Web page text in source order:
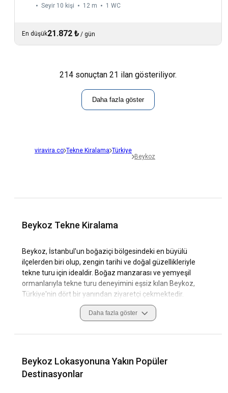
Seyir 10 kişi 12 m 1 WC
En düşük21.872 ₺ / gün
214 sonuçtan 21 ilan gösteriliyor.
Daha fazla göster
viravira.co Tekne Kiralama Türkiye
Beykoz
Beykoz Tekne Kiralama
Beykoz, İstanbul'un boğaziçi bölgesindeki en büyülü
ilçelerden biri olup, zengin tarihi ve doğal güzellikleriyle
tekne turu için idealdir. Boğaz manzarası ve yemyeşil
ormanlarıyla tekne turu deneyimini eşsiz kılan Beykoz,
Türkiye'nin dört bir yanından ziyaretçi çekmektedir.
Beykoz'da tekne turunda geniş hava koridorları, açık deniz
manzaraları ve doğa ile iç içe bir deneyim yaşayacaksınız.
Tarihi çarşısı, Osmanlı'dan kalma yapıları ve denizle iç içe
destinasyon. Bu içerikte, Beykoz'da nerede tekne
kiralayabileceğiniz, hangi bölgelerde tur atabileceğiniz ve
Beykoz'un sunduğu bu eşsiz deneyimi en iyi şekilde nasıl
Daha fazla göster
Beykoz Lokasyonuna Yakın Popüler
Destinasyonlar